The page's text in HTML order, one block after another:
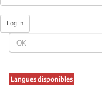
OK
Langues disponibles
Log in